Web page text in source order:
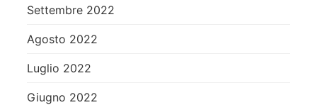
Settembre 2022
Agosto 2022
Luglio 2022
Giugno 2022